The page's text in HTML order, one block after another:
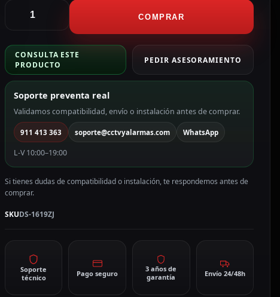
Soporte
para
domos
motorizadas
color
blanco
DS-
1619ZJ
cantidad
COMPRAR
CONSULTA ESTE
PRODUCTO
PEDIR ASESORAMIENTO
Soporte preventa real
Validamos compatibilidad, envío o instalación antes de comprar.
911 413 363 soporte@cctvyalarmas.com WhatsApp
L-V 10:00–19:00
Si tienes dudas de compatibilidad o instalación, te respondemos antes de
comprar.
SKUDS-1619ZJ
Soporte
técnico
Pago seguro
3 años de
garantía
Envío 24/48h